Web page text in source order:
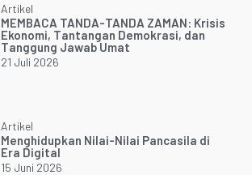
Artikel
MEMBACA TANDA-TANDA ZAMAN: Krisis
Ekonomi, Tantangan Demokrasi, dan
Tanggung Jawab Umat
21 Juli 2026
Artikel
Menghidupkan Nilai-Nilai Pancasila di
Era Digital
15 Juni 2026